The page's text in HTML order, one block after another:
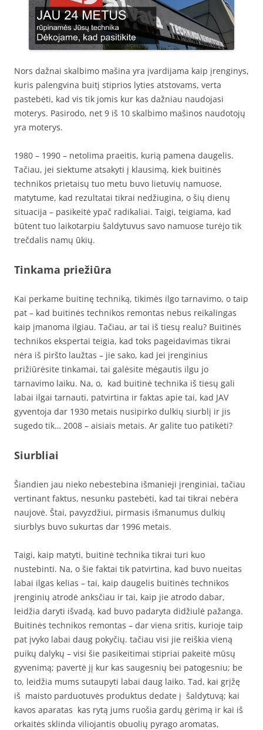
Nors dažnai skalbimo mašina yra įvardijama kaip įrenginys,
kuris palengvina buitį stiprios lyties atstovams, verta
pastebėti, kad vis tik jomis kur kas dažniau naudojasi
moterys. Pasirodo, net 9 iš 10 skalbimo mašinos naudotojų
yra moterys.
1980 – 1990 – netolima praeitis, kurią pamena daugelis.
Tačiau, jei siektume atsakyti į klausimą, kiek buitinės
technikos prietaisų tuo metu buvo lietuvių namuose,
matytume, kad rezultatai tikrai nedžiugina, o šių dienų
situacija – pasikeitė ypač radikaliai. Taigi, teigiama, kad
būtent tuo laikotarpiu šaldytuvus savo namuose turėjo tik
trečdalis namų ūkių.
Tinkama priežiūra
Kai perkame buitinę techniką, tikimės ilgo tarnavimo, o taip
pat – kad buitinės technikos remontas nebus reikalingas
kaip įmanoma ilgiau. Tačiau, ar tai iš tiesų realu? Buitinės
technikos ekspertai teigia, kad toks pageidavimas tikrai
nėra iš piršto laužtas – jie sako, kad jei įrenginius
prižiūrėsite tinkamai, tai galėsite mėgautis ilgu jo
tarnavimo laiku. Na, o, kad buitinė technika iš tiesų gali
labai ilgai tarnauti, patvirtina ir faktas apie tai, kad JAV
gyventoja dar 1930 metais nusipirko dulkių siurblį ir jis
sugedo tik… 2008 – aisiais metais. Ar galite tuo patikėti?
Siurbliai
Šiandien jau nieko nebestebina išmanieji įrenginiai, tačiau
vertinant faktus, nesunku pastebėti, kad tai tikrai nebėra
naujovė. Štai, pavyzdžiui, pirmasis išmanumus dulkių
siurblys buvo sukurtas dar 1996 metais.
Taigi, kaip matyti, buitinė technika tikrai turi kuo
nustebinti. Na, o šie faktai tik patvirtina, kad buvo nueitas
labai ilgas kelias – tai, kaip daugelis buitinės technikos
įrenginių atrodė anksčiau ir tai, kaip jie atrodo dabar,
leidžia daryti išvadą, kad buvo padaryta didžiulė pažanga.
Buitinės technikos remontas – dar viena sritis, kurioje taip
pat įvyko labai daug pokyčių. tačiau visi jie reiškia vieną
puikų dalykų – visi šie pasikeitimai stipriai pakeitė mūsų
gyvenimą; pavertė jį kur kas saugesnių bei patogesniu; be
to, leidžia mums sutaupyti labai daug laiko. Tad, kai grįžę
iš maisto parduotuvės produktus dedate į šaldytuvą; kai
kavos aparatas kas rytą jums ruošia gardų gėrimą ir kai iš
orkaitės sklinda viliojantis obuolių pyrago aromatas,